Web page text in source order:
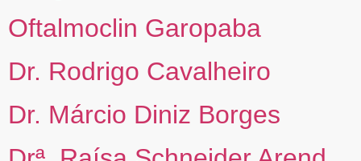
Oftalmoclin Garopaba
Dr. Rodrigo Cavalheiro
Dr. Márcio Diniz Borges